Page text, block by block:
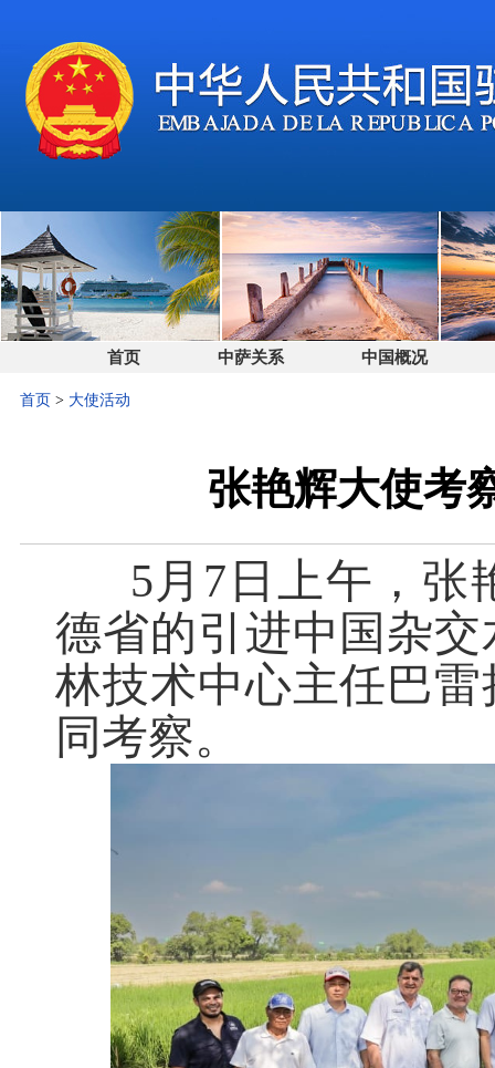
首页 中萨关系 中国概况
首页 > 大使活动
张艳辉大使考
5月7日上午，张
德省的引进中国杂
林技术中心主任巴
同考察。